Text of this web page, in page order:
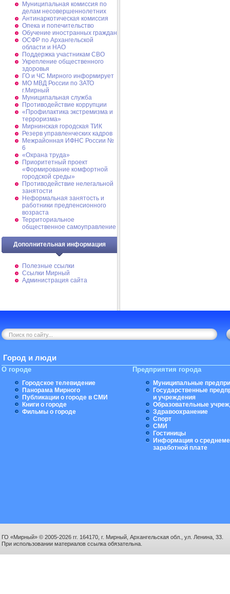
Муниципальная комиссия по
делам несовершеннолетних
Антинаркотическая комиссия
Опека и попечительство
Обучение иностранных граждан
ОСФР по Архангельской
области и НАО
Поддержка участникам СВО
Укрепление общественного
здоровья
ГО и ЧС Мирного информирует
МО МВД России по ЗАТО
г.Мирный
Муниципальная cлужба
Противодействие коррупции
«Профилактика экстремизма и
терроризма»
Мирнинская городская ТИК
Резерв управленческих кадров
Межрайонная ИФНС России №
6
«Охрана труда»
Приоритетный проект
«Формирование комфортной
городской среды»
Противодействие нелегальной
занятости
Неформальная занятость и
работники предпенсионного
возраста
Территориальное
общественное самоуправление
Дополнительная информация
Полезные ссылки
Ссылки Мирный
Администрация сайта
Город и люди
О городе
Городское телевидение
Панорама Мирного
Публикации о городе в СМИ
Книги о городе
Фильмы о городе
Предприятия города
Муниципальные
Государственные
и учреждения
Образовательные
Здравоохранение
Спорт
СМИ
Гостиницы
Информация о
заработной плате
ГО «Мирный» © 2005-2026 гг. 164170, г. Мирный, Архангельская обл., ул. Ленина, 33.
При использовании материалов ссылка обязательна.